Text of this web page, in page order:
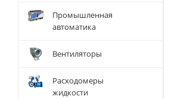
Промышленная
автоматика
Вентиляторы
Расходомеры
жидкости